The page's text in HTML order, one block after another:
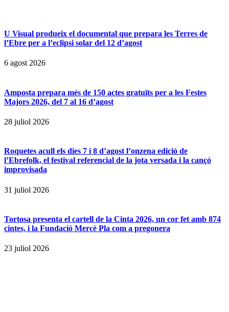
U Visual produeix el documental que prepara les Terres de
l’Ebre per a l’eclipsi solar del 12 d’agost
6 agost 2026
Amposta prepara més de 150 actes gratuïts per a les Festes
Majors 2026, del 7 al 16 d’agost
28 juliol 2026
Roquetes acull els dies 7 i 8 d’agost l’onzena edició de
l’Ebrefolk, el festival referencial de la jota versada i la cançó
improvisada
31 juliol 2026
Tortosa presenta el cartell de la Cinta 2026, un cor fet amb 874
cintes, i la Fundació Mercè Pla com a pregonera
23 juliol 2026